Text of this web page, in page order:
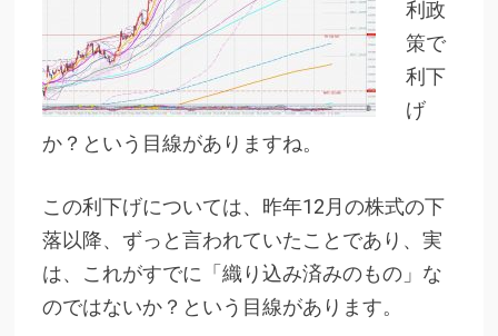
利政
策で
利下
げ
か？という目線がありますね。
この利下げについては、昨年12月の株式の下
落以降、ずっと言われていたことであり、実
は、これがすでに「織り込み済みのもの」な
のではないか？という目線があります。